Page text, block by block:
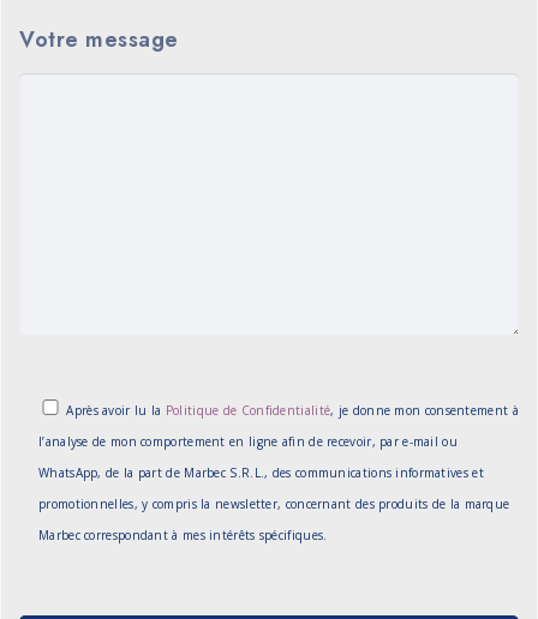
Votre message
Après avoir lu la Politique de Confidentialité, je donne mon consentement à
l’analyse de mon comportement en ligne afin de recevoir, par e-mail ou
WhatsApp, de la part de Marbec S.R.L., des communications informatives et
promotionnelles, y compris la newsletter, concernant des produits de la marque
Marbec correspondant à mes intérêts spécifiques.